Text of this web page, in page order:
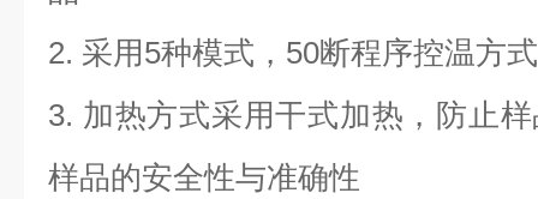
2. 采用5种模式， 50断程序控温方
3. 加热方式采用干式加热，防止
样品的安全性与准确性